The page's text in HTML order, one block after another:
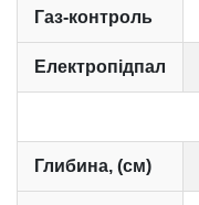
Газ-контроль
Електропідпал
Глибина, (см)